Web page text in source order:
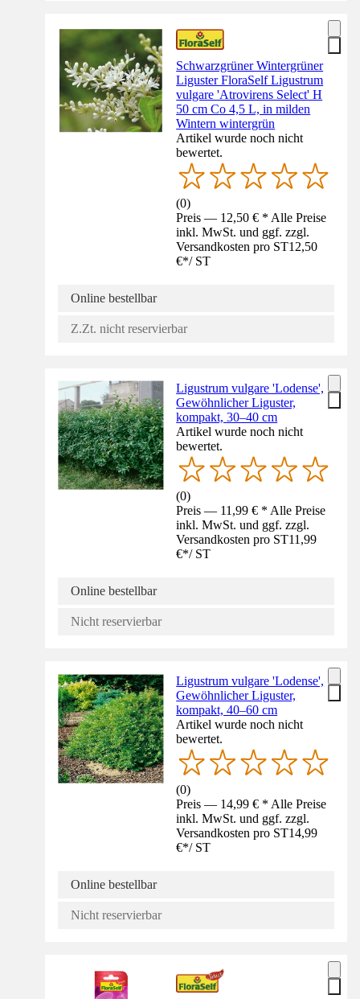
Schwarzgrüner Wintergrüner
Liguster FloraSelf Ligustrum
vulgare 'Atrovirens Select' H
50 cm Co 4,5 L, in milden
Wintern wintergrün
Artikel wurde noch nicht
bewertet.
(0)
Preis — 12,50 € * Alle Preise
inkl. MwSt. und ggf. zzgl.
Versandkosten pro ST12,50
€*/ ST
Online bestellbar
Z.Zt. nicht reservierbar
Ligustrum vulgare 'Lodense',
Gewöhnlicher Liguster,
kompakt, 30–40 cm
Artikel wurde noch nicht
bewertet.
(0)
Preis — 11,99 € * Alle Preise
inkl. MwSt. und ggf. zzgl.
Versandkosten pro ST11,99
€*/ ST
Online bestellbar
Nicht reservierbar
Ligustrum vulgare 'Lodense',
Gewöhnlicher Liguster,
kompakt, 40–60 cm
Artikel wurde noch nicht
bewertet.
(0)
Preis — 14,99 € * Alle Preise
inkl. MwSt. und ggf. zzgl.
Versandkosten pro ST14,99
€*/ ST
Online bestellbar
Nicht reservierbar